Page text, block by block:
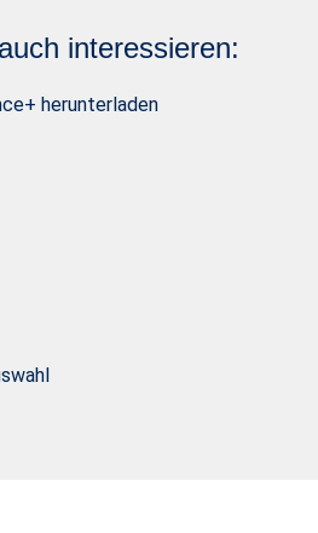
interessieren:
herunterladen